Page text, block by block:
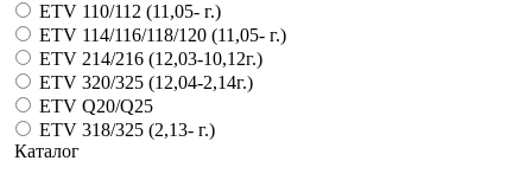
ETV 110/112 (11,05- г.)
ETV 114/116/118/120 (11,05- г.)
ETV 214/216 (12,03-10,12г.)
ETV 320/325 (12,04-2,14г.)
ETV Q20/Q25
ETV 318/325 (2,13- г.)
Каталог